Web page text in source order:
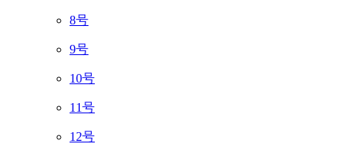
8号
9号
10号
11号
12号